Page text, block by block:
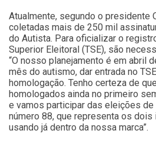
Atualmente, segundo o presidente
coletadas mais de 250 mil
do Autista. Para oficializar o
Superior Eleitoral (TSE), são
“O nosso planejamento é em abril
mês do autismo, dar entrada no
homologação. Tenho certeza de
homologados ainda no primeiro
e vamos participar das eleições
número 88, que representa os
usando já dentro da nossa marca”.